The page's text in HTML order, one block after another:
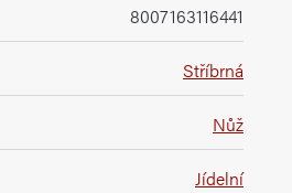
8007163116441
Stříbrná
Nůž
Jídelní